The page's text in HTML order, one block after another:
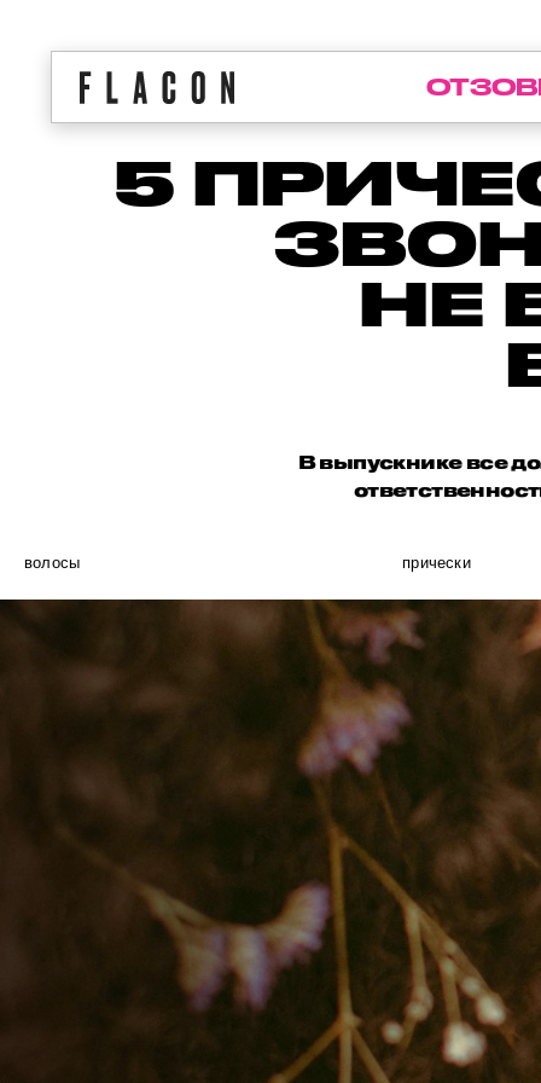
5
НЕ
В выпускнике все
волосы прически